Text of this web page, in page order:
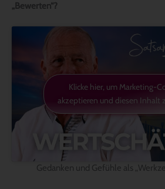
„Bewerten“?
Klicke hier, um Marketing-
akzeptieren und diesen Inhalt
Gedanken und Gefühle als